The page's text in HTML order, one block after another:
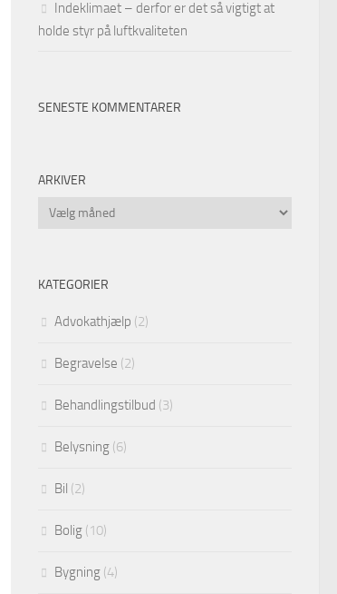
Indeklimaet – derfor er det så vigtigt at
holde styr på luftkvaliteten
SENESTE KOMMENTARER
ARKIVER
Arkiver
KATEGORIER
Advokathjælp (2)
Begravelse (2)
Behandlingstilbud (3)
Belysning (6)
Bil (2)
Bolig (10)
Bygning (4)